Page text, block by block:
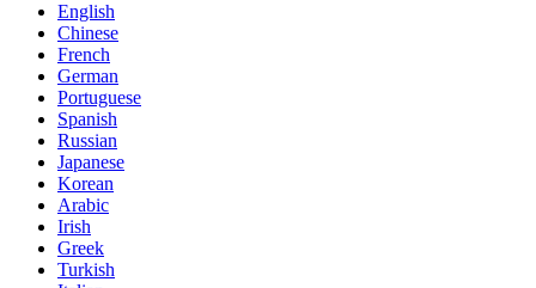
English
Chinese
French
German
Portuguese
Spanish
Russian
Japanese
Korean
Arabic
Irish
Greek
Turkish